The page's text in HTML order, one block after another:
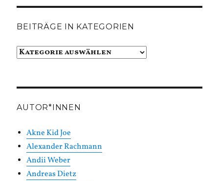
BEITRÄGE IN KATEGORIEN
Beiträge
AUTOR*INNEN
Akne Kid Joe
Alexander Rachmann
Andii Weber
Andreas Dietz